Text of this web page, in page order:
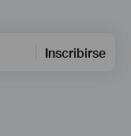
Inscribirse